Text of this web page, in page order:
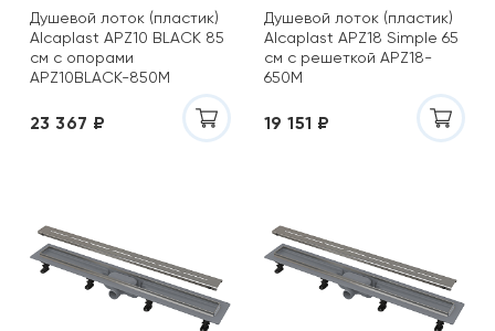
Душевой лоток (пластик)
Alcaplast APZ10 BLACK 85
см с опорами
APZ10BLACK-850M
23 367 ₽
Душевой лоток (пластик)
Alcaplast APZ18 Simple 65
см с решеткой APZ18-
650M
19 151 ₽